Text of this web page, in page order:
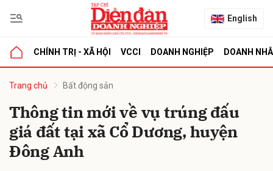
English
CHÍNH TRỊ - XÃ HỘI VCCI DOANH NGHIỆP DOANH
Trang chủ Bất động sản
Thông tin mới về vụ trúng đấu
giá đất tại xã Cổ Dương, huyện
Đông Anh
luận